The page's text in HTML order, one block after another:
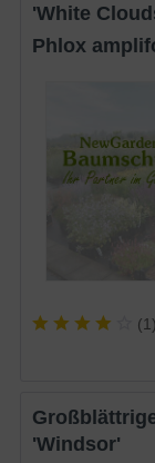
'White
Phlox
(1)
Großblättrige Flammenblume
'Windsor'